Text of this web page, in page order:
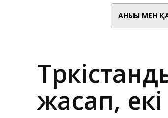
АНЫҒЫ МЕН
жасап,